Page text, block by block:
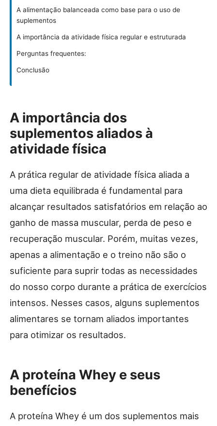
A alimentação balanceada como base para o uso de
suplementos
A importância da atividade física regular e estruturada
Perguntas frequentes:
Conclusão
A importância dos
suplementos aliados à
atividade física
A prática regular de atividade física aliada a
uma dieta equilibrada é fundamental para
alcançar resultados satisfatórios em relação ao
ganho de massa muscular, perda de peso e
recuperação muscular. Porém, muitas vezes,
apenas a alimentação e o treino não são o
suficiente para suprir todas as necessidades
do nosso corpo durante a prática de exercícios
intensos. Nesses casos, alguns suplementos
alimentares se tornam aliados importantes
para otimizar os resultados.
A proteína Whey e seus
benefícios
A proteína Whey é um dos suplementos mais